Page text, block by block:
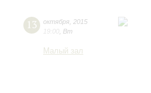
13 октября 2015
19:00 Вт
Малый зал